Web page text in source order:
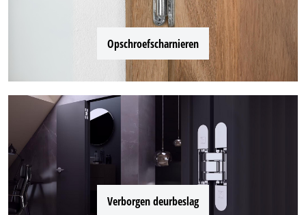
Opschroefscharnieren
Verborgen deurbeslag